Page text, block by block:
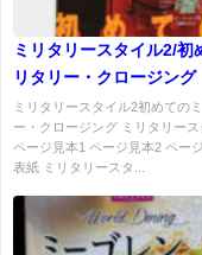
ミリタリースタイル2/初
リタリー・クロージング
ミリタリースタイル2初めての
ー・クロージング ミリタリー
ページ見本1 ページ見本2 ペー
表紙 ミリタリースタ...